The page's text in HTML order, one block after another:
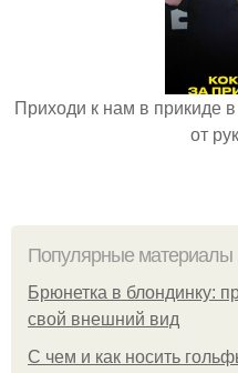
Приходи к нам в прикиде
от
Популярные материалы
Брюнетка в блондинку:
свой внешний вид
С чем и как носить